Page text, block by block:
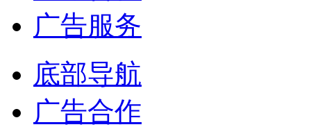
广告服务
底部导航
广告合作